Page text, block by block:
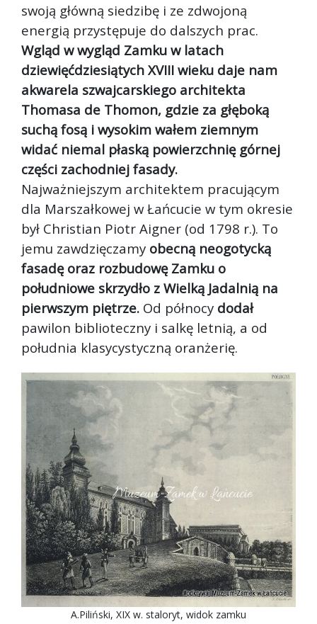
swoją główną siedzibę i ze zdwojoną
energią przystępuje do dalszych prac.
Wgląd w wygląd Zamku w latach
dziewięćdziesiątych XVIII wieku daje nam
akwarela szwajcarskiego architekta
Thomasa de Thomon, gdzie za głęboką
suchą fosą i wysokim wałem ziemnym
widać niemal płaską powierzchnię górnej
części zachodniej fasady.
Najważniejszym architektem pracującym
dla Marszałkowej w Łańcucie w tym okresie
był Christian Piotr Aigner (od 1798 r.). To
jemu zawdzięczamy obecną neogotycką
fasadę oraz rozbudowę Zamku o
południowe skrzydło z Wielką Jadalnią na
pierwszym piętrze. Od północy dodał
pawilon biblioteczny i salkę letnią, a od
południa klasycystyczną oranżerię.
A.Piliński, XIX w. staloryt, widok zamku